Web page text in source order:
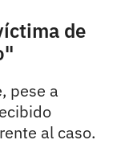
de
pese a
al caso.